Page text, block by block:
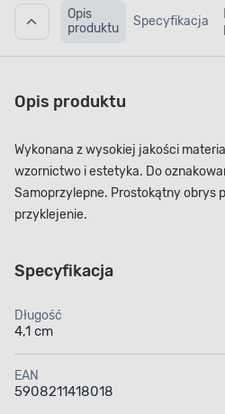
Opis
produktu
Specyfikacja
Opis produktu
Wykonana z wysokiej jakości
wzornictwo i estetyka. Do
Samoprzylepne. Prostokątny obrys
przyklejenie.
Specyfikacja
Długość
4,1 cm
EAN
5908211418018